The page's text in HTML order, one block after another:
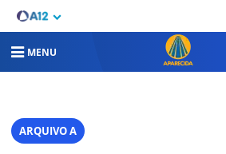
MENU
ARQUIVO A